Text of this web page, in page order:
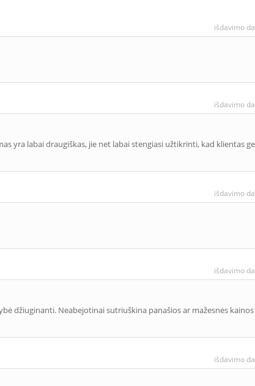
išdavimo
išdavimo
yra labai draugiškas, jie net labai stengiasi užtikrinti, kad klientas
išdavimo
išdavimo
džiuginanti. Neabejotinai sutriuškina panašios ar mažesnės kainos
išdavimo